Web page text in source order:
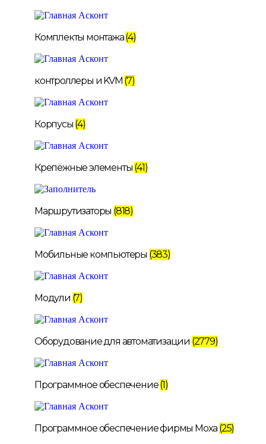
Комплекты монтажа(4)
контроллеры и KVM (7)
Корпусы (4)
Крепёжные элементы (41)
Маршрутизаторы (818)
Мобильные компьютеры (383)
Модули (7)
Оборудование для автоматизации (2779)
Программное обеспечение(1)
Программное обеспечение фирмы Moxa (25)